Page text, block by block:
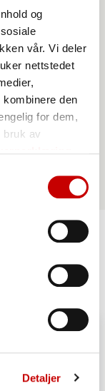
og
vår. Vi deler
nettstedet
den
for dem,
bruk av
Detaljer
Boller